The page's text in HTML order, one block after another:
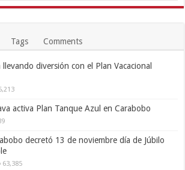
Tags Comments
diversión con el Plan Vacacional
activa Plan Tanque Azul en Carabobo
decretó 13 de noviembre día de Júbilo
63,385